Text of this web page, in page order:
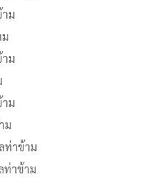
ม
ม
ม
ม
ท่าข้าม
ท่าข้าม